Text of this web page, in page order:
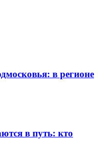
в регионе
в путь: кто